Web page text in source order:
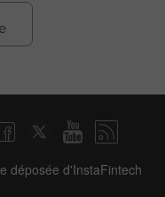
déposée d'InstaFintech